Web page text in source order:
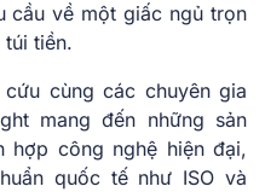
cầu về một giấc ngủ trọn
tiền.
cùng các chuyên gia
mang đến những sản
hợp công nghệ hiện đại,
quốc tế như ISO và